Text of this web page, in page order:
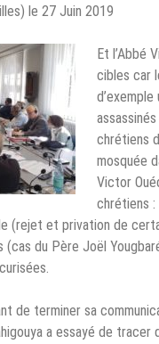
le 27 Juin 2019
Et l’Abbé
cibles car
chrétiens
mosquée
Victor
chrétiens
(rejet et privation de
du Père Joël
de terminer sa
a essayé de